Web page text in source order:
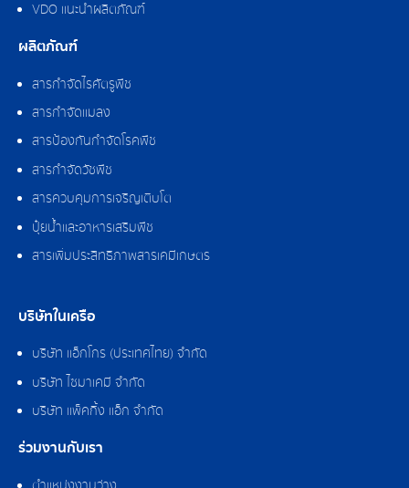
VDO แนะนำผลิตภัณฑ์
ผลิตภัณฑ์
สารกำจัดไรศัตรูพืช
สารกำจัดแมลง
สารป้องกันกำจัดโรคพืช
สารกำจัดวัชพืช
สารควบคุมการเจริญเติบโต
ปุ๋ยน้ำและอาหารเสริมพืช
สารเพิ่มประสิทธิภาพสารเคมีเกษตร
บริษัทในเครือ
บริษัท แอ็กโกร (ประเทศไทย) จำกัด
บริษัท ไซมาเคมี จำกัด
บริษัท แพ็คกิ้ง แอ็ก จำกัด
ร่วมงานกับเรา